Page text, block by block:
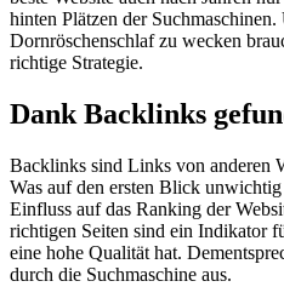
hinten Plätzen der Suchmaschinen.
Dornröschenschlaf zu wecken
richtige Strategie.
Dank Backlinks
Backlinks sind Links von anderen
Was auf den ersten Blick
Einfluss auf das Ranking der
richtigen Seiten sind ein Indikator
eine hohe Qualität hat.
durch die Suchmaschine aus.